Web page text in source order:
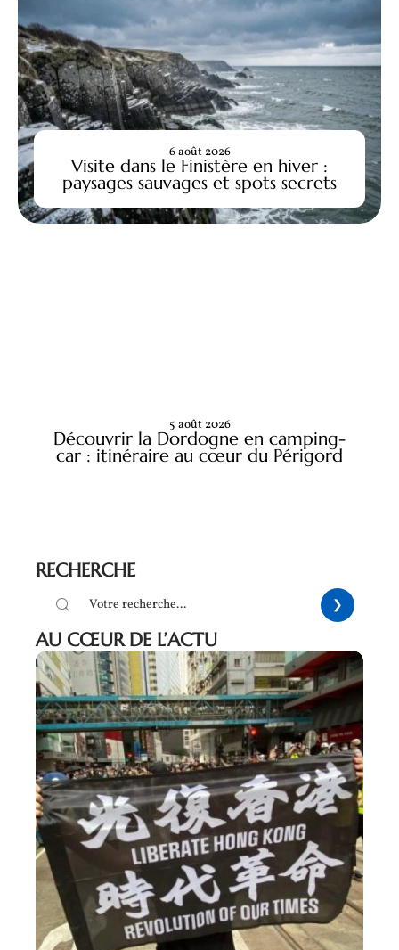
Visite dans le Finistère en hiver :
paysages sauvages et spots secrets
6 août 2026
Découvrir la Dordogne en camping-
car : itinéraire au cœur du Périgord
5 août 2026
RECHERCHE
AU CŒUR DE L’ACTU